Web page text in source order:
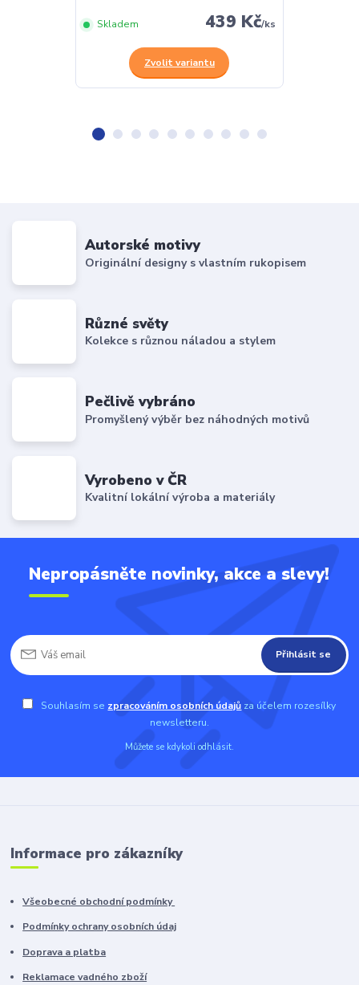
439 Kč/ks
Skladem
Zvolit variantu
Autorské motivy
Originální designy s vlastním rukopisem
Různé světy
Kolekce s různou náladou a stylem
Pečlivě vybráno
Promyšlený výběr bez náhodných motivů
Vyrobeno v ČR
Kvalitní lokální výroba a materiály
Nepropásněte novinky, akce a slevy!
Přihlásit se
Souhlasím se zpracováním osobních údajů za účelem rozesílky
newsletteru.
Můžete se kdykoli odhlásit.
Informace pro zákazníky
Všeobecné obchodní podmínky
Podmínky ochrany osobních údaj
Doprava a platba
Reklamace vadného zboží